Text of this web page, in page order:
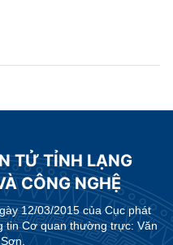
TỬ TỈNH LẠNG
CÔNG NGHỆ
12/03/2015 của Cục phát
tin Cơ quan thường trực: Văn